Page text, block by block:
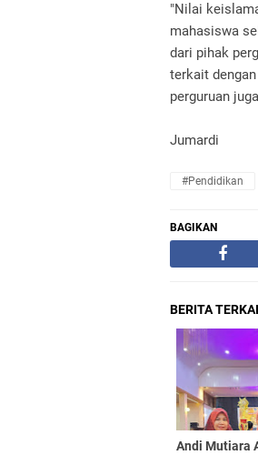
"Nilai
mahasiswa
dari pihak
terkait
perguruan
Jumardi
#Pendidikan
BAGIKAN
BERITA
Andi Mutiara